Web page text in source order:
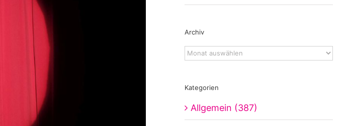
Archiv
Archiv
Kategorien
Allgemein (387)